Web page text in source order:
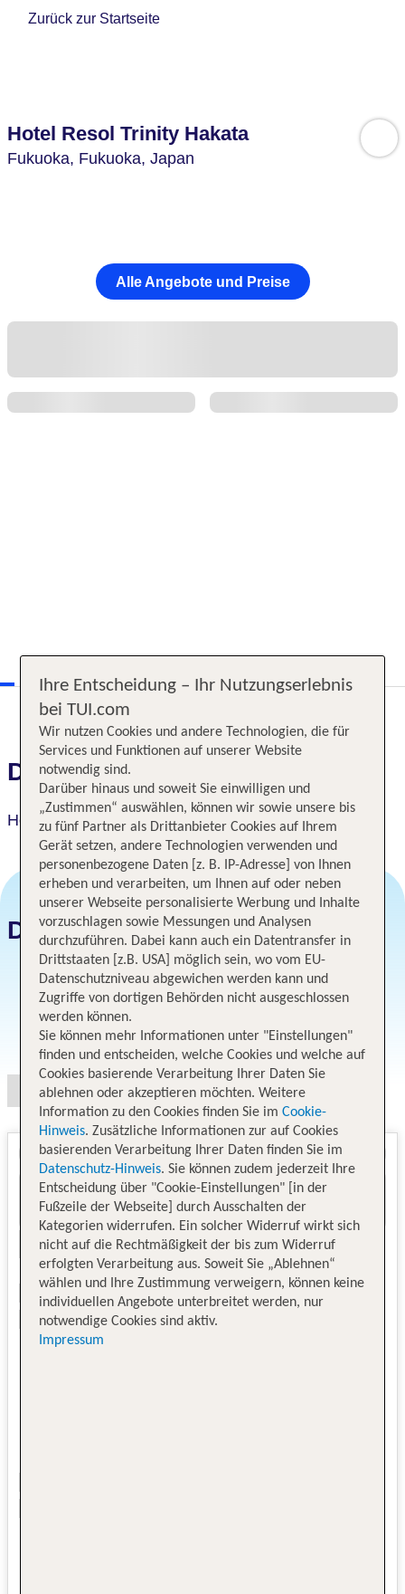
Zurück zur Startseite
Hotel Resol Trinity Hakata
Fukuoka, Fukuoka, Japan
Alle Angebote und Preise
Das erwartet Sie
Hotel Resol Trinity Hakata
Datum und Preise
Angebotsauswahl
Ihre Entscheidung – Ihr Nutzungserlebnis
bei TUI.com
Wir nutzen Cookies und andere Technologien, die für
Services und Funktionen auf unserer Website
notwendig sind.
Darüber hinaus und soweit Sie einwilligen und
„Zustimmen“ auswählen, können wir sowie unsere bis
zu fünf Partner als Drittanbieter Cookies auf Ihrem
Gerät setzen, andere Technologien verwenden und
personenbezogene Daten [z. B. IP-Adresse] von Ihnen
erheben und verarbeiten, um Ihnen auf oder neben
unserer Webseite personalisierte Werbung und Inhalte
vorzuschlagen sowie Messungen und Analysen
durchzuführen. Dabei kann auch ein Datentransfer in
Drittstaaten [z.B. USA] möglich sein, wo vom EU-
Datenschutzniveau abgewichen werden kann und
Zugriffe von dortigen Behörden nicht ausgeschlossen
werden können.
Sie können mehr Informationen unter "Einstellungen"
finden und entscheiden, welche Cookies und welche auf
Cookies basierende Verarbeitung Ihrer Daten Sie
ablehnen oder akzeptieren möchten. Weitere
Information zu den Cookies finden Sie im Cookie-
Hinweis. Zusätzliche Informationen zur auf Cookies
basierenden Verarbeitung Ihrer Daten finden Sie im
Datenschutz-Hinweis. Sie können zudem jederzeit Ihre
Entscheidung über "Cookie-Einstellungen" [in der
Fußzeile der Webseite] durch Ausschalten der
Kategorien widerrufen. Ein solcher Widerruf wirkt sich
nicht auf die Rechtmäßigkeit der bis zum Widerruf
erfolgten Verarbeitung aus. Soweit Sie „Ablehnen“
wählen und Ihre Zustimmung verweigern, können keine
individuellen Angebote unterbreitet werden, nur
notwendige Cookies sind aktiv.
Impressum